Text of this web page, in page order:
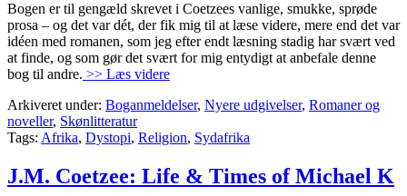
Bogen er til gengæld skrevet i Coetzees vanlige, smukke, sprøde
prosa – og det var dét, der fik mig til at læse videre, mere end det var
idéen med romanen, som jeg efter endt læsning stadig har svært ved
at finde, og som gør det svært for mig entydigt at anbefale denne
bog til andre. >> Læs videre
Arkiveret under: Boganmeldelser, Nyere udgivelser, Romaner og
noveller, Skønlitteratur
Tags: Afrika, Dystopi, Religion, Sydafrika
J.M. Coetzee: Life & Times of Michael K